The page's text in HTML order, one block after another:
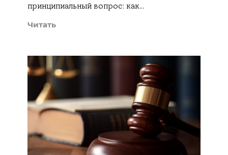
принципиальный вопрос: как…
Читать